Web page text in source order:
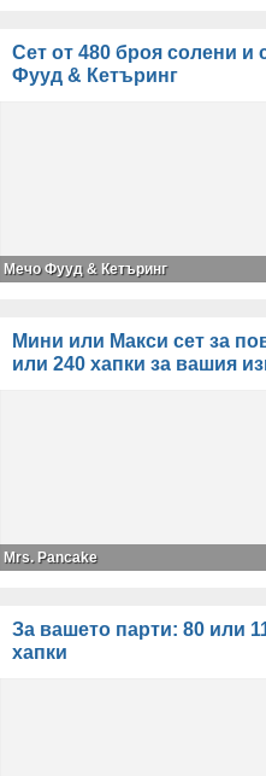
Сет от 480 броя солени и
Фууд & Кетъринг
Мечо Фууд & Кетъринг
Мини или Макси сет за
или 240 хапки за вашия
Mrs. Pancake
За вашето парти: 80 или
хапки